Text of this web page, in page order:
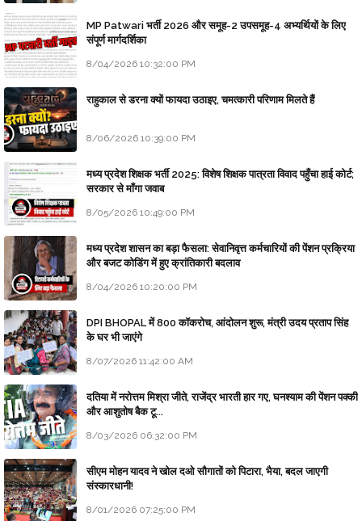
MP Patwari भर्ती 2026 और समूह-2 उपसमूह-4 अभ्यर्थियों के लिए
संपूर्ण मार्गदर्शिका
8/04/2026 10:32:00 PM
राहुकाल से डरना क्यों फायदा उठाइए, चमत्कारी परिणाम मिलते हैं
8/06/2026 10:39:00 PM
मध्य प्रदेश शिक्षक भर्ती 2025: विशेष शिक्षक पात्रता विवाद पहुँचा हाई कोर्ट;
सरकार से माँगा जवाब
8/05/2026 10:49:00 PM
मध्य प्रदेश शासन का बड़ा फैसला: सेवानिवृत्त कर्मचारियों की पेंशन प्रक्रिया
और बजट कोडिंग में हुए क्रांतिकारी बदलाव
8/04/2026 10:20:00 PM
DPI BHOPAL में 800 कॉकरोच, आंदोलन शुरू, मंत्री उदय प्रताप सिंह
के घर भी जाएंगे
8/07/2026 11:42:00 AM
दतिया में नरोत्तम मिश्रा जीते, राजेंद्र भारती हार गए, घनश्याम की पेंशन पक्की
और आशुतोष बैक टू...
8/03/2026 06:32:00 PM
सीएम मोहन यादव ने खोल दओ सौगातों को पिटारा, भैया, बदल जाएगी
संस्कारधानी!
8/01/2026 07:25:00 PM